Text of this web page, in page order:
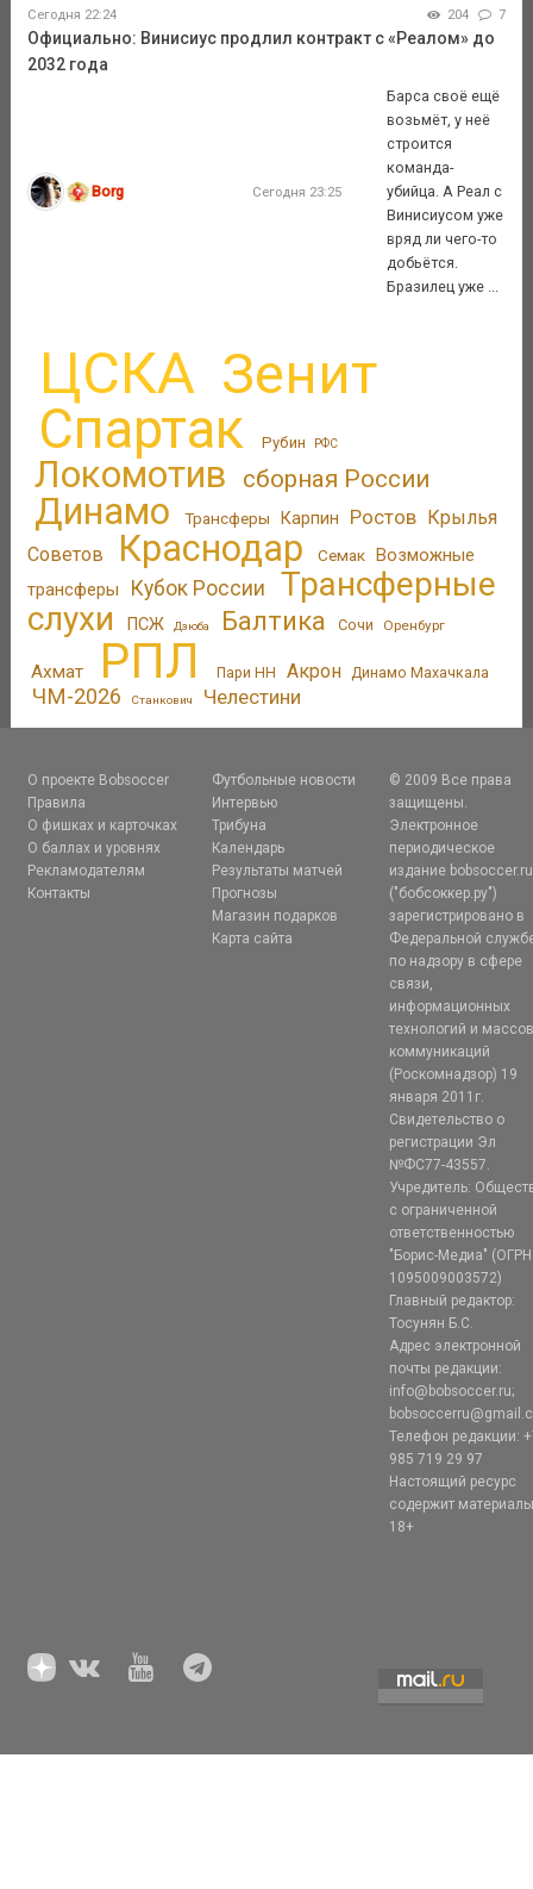
Сегодня 22:24 204 7
Официально: Винисиус продлил контракт с «Реалом» до
2032 года
Borg Сегодня 23:25
Барса своё ещё
возьмёт, у неё
строится
команда-
убийца. А Реал с
Винисиусом уже
вряд ли чего-то
добьётся.
Бразилец уже ...
ЦСКА Зенит
Спартак Рубин РФС
Локомотив сборная России
Динамо Трансферы Карпин Ростов Крылья
Советов
Краснодар Семак Возможные
трансферы
Кубок России
Трансферные
слухи
ПСЖ Дзюба Балтика Сочи Оренбург
Ахмат РПЛ Пари НН Акрон Динамо Махачкала
ЧМ-2026 Станкович Челестини
О проекте Bobsoccer
Правила
О фишках и карточках
О баллах и уровнях
Рекламодателям
Контакты
Футбольные новости
Интервью
Трибуна
Календарь
Результаты матчей
Прогнозы
Магазин подарков
Карта сайта
© 2009 Все права
защищены.
Электронное
периодическое
издание bobsoccer.ru
("бобсоккер.ру")
зарегистрировано в
Федеральной
по надзору в сфере
связи,
информационных
технологий и
коммуникаций
(Роскомнадзор) 19
января 2011г.
Свидетельство о
регистрации Эл
№ФС77-43557.
Учредитель:
с ограниченной
ответственностью
"Борис-Медиа" (ОГРН
1095009003572)
Главный редактор:
Тосунян Б.С.
Адрес электронной
почты редакции:
info@bobsoccer.ru;
Телефон редакции:
985 719 29 97
Настоящий ресурс
содержит
18+